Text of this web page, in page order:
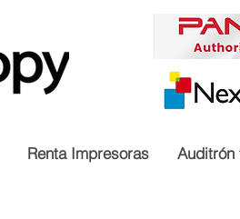
Renta Impresoras Auditrón